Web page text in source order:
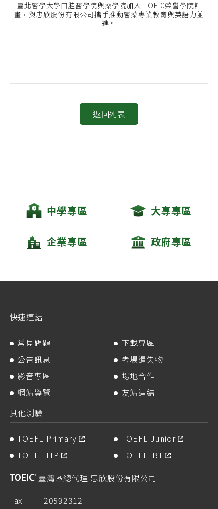
臺北醫學大學口腔醫學院與藥學院加入 TOEIC榮譽學院計
畫，與忠欣股份有限公司攜手推動醫藥專業教育與英語力並
進。
返回列表
中學專區 大專專區
企業專區 政府專區
快速連結
常見問題
下載專區
公告訊息
考場遺失物
影音專區
場地合作
網站導覽
友站連結
其他測驗
TOEFL Primary
TOEFL Junior
TOEFL ITP
TOEFL iBT
臺灣區總代理 忠欣股份有限公司
Tax
20592312